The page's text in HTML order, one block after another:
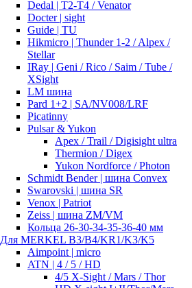
Dedal | T2-T4 / Venator
Docter | sight
Guide | TU
Hikmicro | Thunder 1-2 / Alpex /
Stellar
IRay | Geni / Rico / Saim / Tube /
XSight
LM шина
Pard 1+2 | SA/NV008/LRF
Picatinny
Pulsar & Yukon
Apex / Trail / Digisight ultra
Thermion / Digex
Yukon Nordforce / Photon
Schmidt Bender | шина Convex
Swarovski | шина SR
Venox | Patriot
Zeiss | шина ZM/VM
Кольца 26-30-34-35-36-40 мм
Для MERKEL B3/B4/KR1/K3/K5
Aimpoint | micro
ATN | 4 / 5 / HD
4/5 X-Sight / Mars / Thor